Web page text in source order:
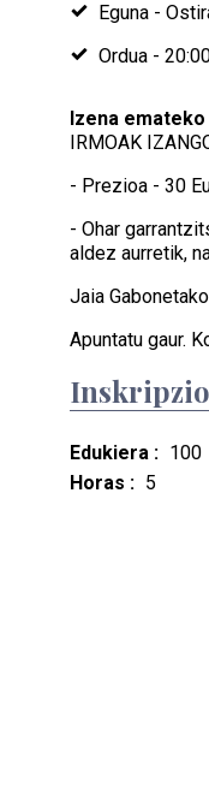
Eguna -
Ordua -
Izena
IRMOAK
- Prezioa - 30
- Ohar
aldez aurretik,
Jaia
Apuntatu gaur.
Edukiera : 100
Horas : 5